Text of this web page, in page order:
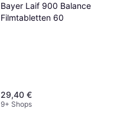
Bayer Laif 900 Balance
Filmtabletten 60
29,40 €
9+ Shops